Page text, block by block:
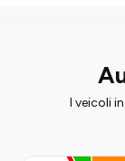
I veicoli